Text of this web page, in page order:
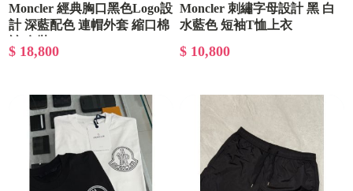
Moncler 經典胸口黑色Logo設
計 深藍配色 連帽外套 縮口棉
$ 18,800
Moncler 刺繡字母設計 黑 白
水藍色 短袖T恤上衣
$ 10,800